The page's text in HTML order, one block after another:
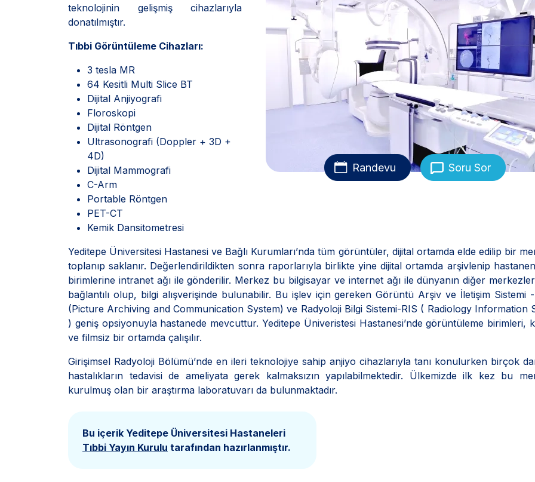
Randevu Soru Sor
teknolojinin gelişmiş cihazlarıyla
donatılmıştır.
Tıbbi Görüntüleme Cihazları:
3 tesla MR
64 Kesitli Multi Slice BT
Dijital Anjiyografi
Floroskopi
Dijital Röntgen
Ultrasonografi (Doppler + 3D +
4D)
Dijital Mammografi
C-Arm
Portable Röntgen
PET-CT
Kemik Dansitometresi
Yeditepe Üniversitesi Hastanesi ve Bağlı Kurumları’nda tüm görüntüler, dijital ortamda elde edilip bir
toplanıp saklanır. Değerlendirildikten sonra raporlarıyla birlikte yine dijital ortamda arşivlenip
birimlerine intranet ağı ile gönderilir. Merkez bu bilgisayar ve internet ağı ile dünyanın diğer
bağlantılı olup, bilgi alışverişinde bulunabilir. Bu işlev için gereken Görüntü Arşiv ve İletişim Sistemi
(Picture Archiving and Communication System) ve Radyoloji Bilgi Sistemi-RIS ( Radiology Information
) geniş opsiyonuyla hastanede mevcuttur. Yeditepe Üniveristesi Hastanesi’nde görüntüleme birimleri,
ve filmsiz bir ortamda çalışılır.
Girişimsel Radyoloji Bölümü’nde en ileri teknolojiye sahip anjiyo cihazlarıyla tanı konulurken birçok
hastalıkların tedavisi de ameliyata gerek kalmaksızın yapılabilmektedir. Ülkemizde ilk kez bu
kurulmuş olan bir araştırma laboratuvarı da bulunmaktadır.
Bu içerik Yeditepe Üniversitesi Hastaneleri
Tıbbi Yayın Kurulu tarafından hazırlanmıştır.